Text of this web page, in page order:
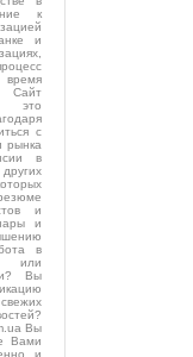
к
и
время
с
рынка
в
и
и
в
или
Вы
Вы
Вами
и